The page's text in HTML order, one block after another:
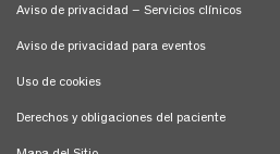
Aviso de privacidad – Servicios clínicos
Aviso de privacidad para eventos
Uso de cookies
Derechos y obligaciones del paciente